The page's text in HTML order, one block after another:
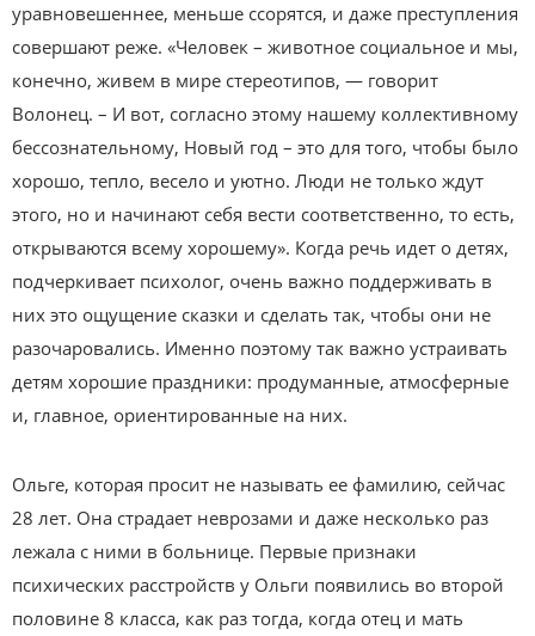
уравновешеннее, меньше ссорятся, и даже преступления
совершают реже. «Человек – животное социальное и мы,
конечно, живем в мире стереотипов, — говорит
Волонец. – И вот, согласно этому нашему коллективному
бессознательному, Новый год – это для того, чтобы было
хорошо, тепло, весело и уютно. Люди не только ждут
этого, но и начинают себя вести соответственно, то есть,
открываются всему хорошему». Когда речь идет о детях,
подчеркивает психолог, очень важно поддерживать в
них это ощущение сказки и сделать так, чтобы они не
разочаровались. Именно поэтому так важно устраивать
детям хорошие праздники: продуманные, атмосферные
и, главное, ориентированные на них.
Ольге, которая просит не называть ее фамилию, сейчас
28 лет. Она страдает неврозами и даже несколько раз
лежала с ними в больнице. Первые признаки
психических расстройств у Ольги появились во второй
половине 8 класса, как раз тогда, когда отец и мать